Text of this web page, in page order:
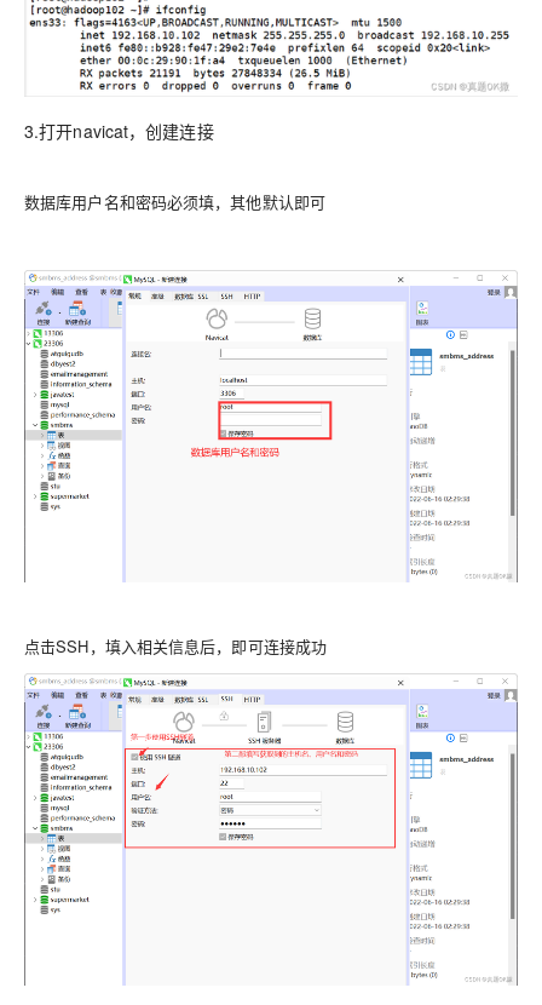
3.打开navicat，创建连接
数据库用户名和密码必须填，其他默认即可
点击SSH，填入相关信息后，即可连接成功